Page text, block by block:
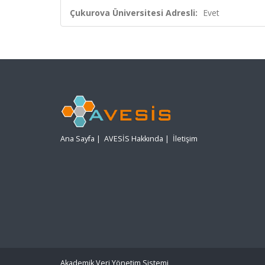
Çukurova Üniversitesi Adresli: Evet
Ana Sayfa | AVESİS Hakkında | İletişim
Akademik Veri Yönetim Sistemi